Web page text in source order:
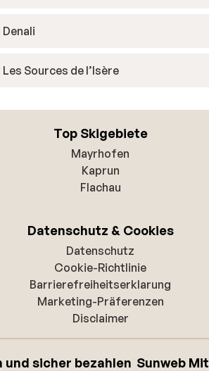
Sources de l’Isère
Top Skigebiete
Mayrhofen
Kaprun
Flachau
Datenschutz & Cookies
Datenschutz
Cookie-Richtlinie
Barrierefreiheitserklarung
Marketing-Präferenzen
Disclaimer
und sicher bezahlen Sunweb